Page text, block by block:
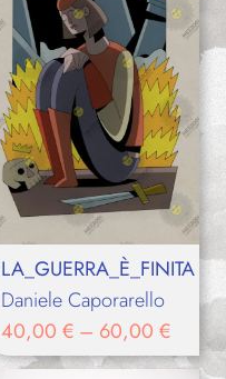
LA_GUERRA_È_FINITA
Daniele Caporarello
40,00 € – 60,00 €